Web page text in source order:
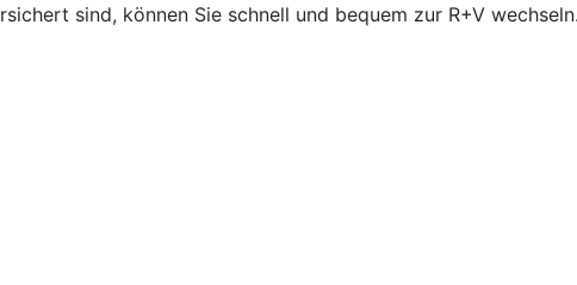
sind, können Sie schnell und bequem zur R+V wechseln.